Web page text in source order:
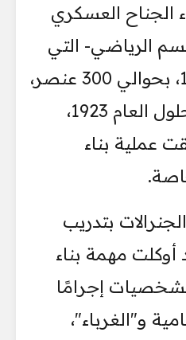
الجناح العسكري
الرياضي- التي
بدأت في العام 1921، بحوالي 300 عنصر،
لتتجاوز الـ30 ألفًا بحلول العام 1923،
عملية بناء
بتدريب
مهمة بناء
الشخصيات إجرامًا
و"الغرباء"،